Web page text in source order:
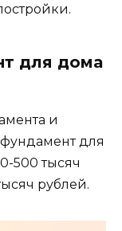
для дома
и
для
500 тысяч
рублей.